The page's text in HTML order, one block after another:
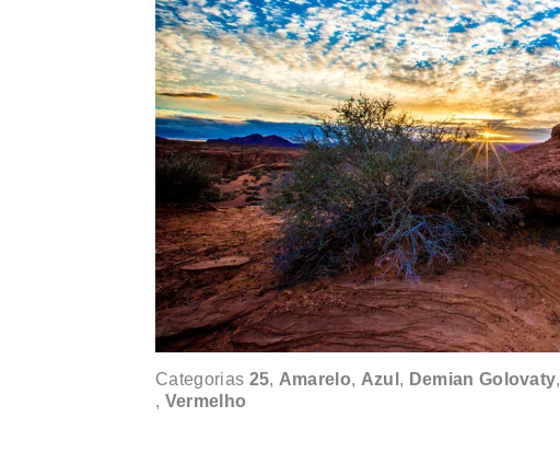
Categorias 25, Amarelo, Azul , Demian Golovaty,
, Vermelho